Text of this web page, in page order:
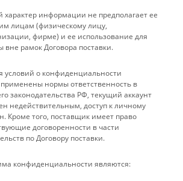
информации не предполагает ее
лицам (физическому лицу,
фирме) и ее использование для
вне рамок Договора поставки.
условий о конфиденциальности
нормы ответственность в
законодательства РФ, текущий аккаунт
недействительным, доступ к личному
Кроме того, поставщик имеет право
договоренности в части
по Договору поставки.
конфиденциальности являются: